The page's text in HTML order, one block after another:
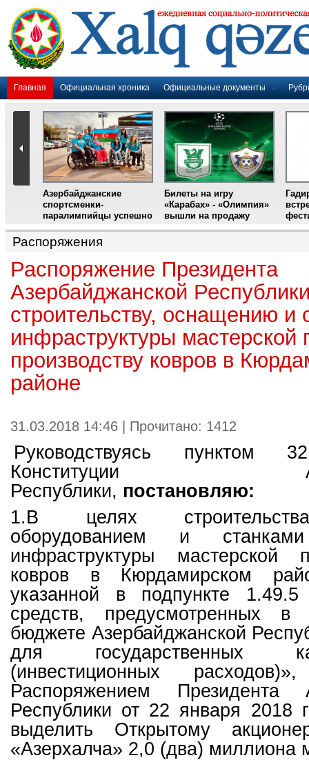
Главная Официальная хроника Официальные документы
Азербайджанские
спортсменки-
паралимпийцы успешно
выступили на III
Международном
фестивале парашютного
Билеты на игру
«Карабах» - «Олимпия»
вышли на продажу
Распоряжения
Распоряжение Президента
Азербайджанской
строительству, оснащению и
инфраструктуры мастерской
производству ковров в
районе
31.03.2018 14:46 | Прочитано: 1412
Руководствуясь пунктом
Конституции
Республики, постановляю:
1.В целях
оборудованием и
инфраструктуры мастерской
ковров в Кюрдамирском
указанной в подпункте 1.49.5
средств, предусмотренных в
бюджете Азербайджанской
для государственных
(инвестиционных
Распоряжением Президента
Республики от 22 января 2018
выделить Открытому
«Азерхалча» 2,0 (два) миллиона